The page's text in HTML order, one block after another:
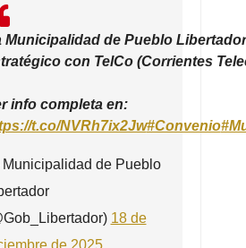
Municipalidad de Pueblo
con TelCo (Corrientes
info completa en:
t.co/NVRh7ix2Jw#Convenio
de Pueblo
18 de
de 2025